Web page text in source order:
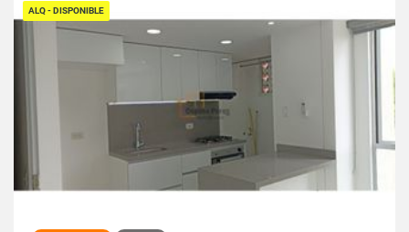
ALQ - DISPONIBLE